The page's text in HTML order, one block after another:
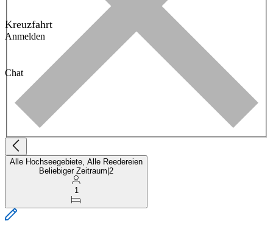
Kreuzfahrt
Anmelden
Chat
Alle Hochseegebiete, Alle Reedereien
Beliebiger Zeitraum 2
1